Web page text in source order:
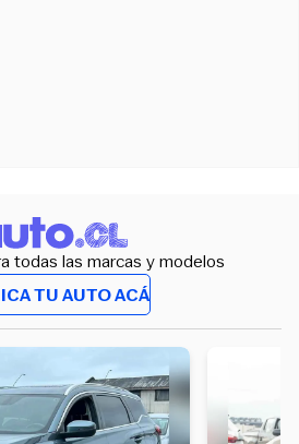
todas las marcas y modelos
TU AUTO ACÁ